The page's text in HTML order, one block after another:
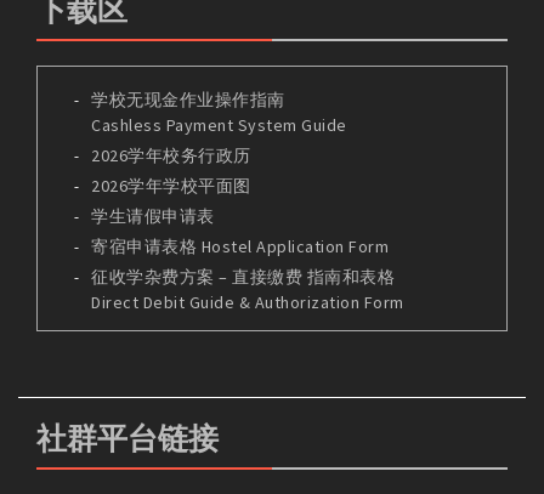
下载区
学校无现金作业操作指南
Cashless Payment System Guide
2026学年校务行政历
2026学年学校平面图
学生请假申请表
寄宿申请表格 Hostel Application Form
征收学杂费方案 – 直接缴费 指南和表格
Direct Debit Guide & Authorization Form
社群平台链接